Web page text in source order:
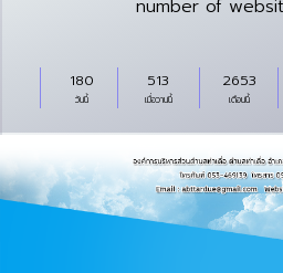
number of
วันนี้
180
เมื่อวานนี้
513
เดือนนี้
2653